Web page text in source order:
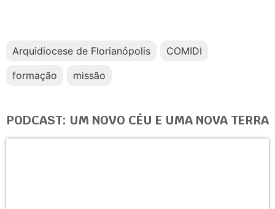
Arquidiocese de Florianópolis
COMIDI
formação
missão
PODCAST: UM NOVO CÉU E UMA NOVA TERRA